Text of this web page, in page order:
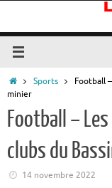
contenu
Accueil
Sports
Football
minier
Football –
clubs du
14 novembre 2022